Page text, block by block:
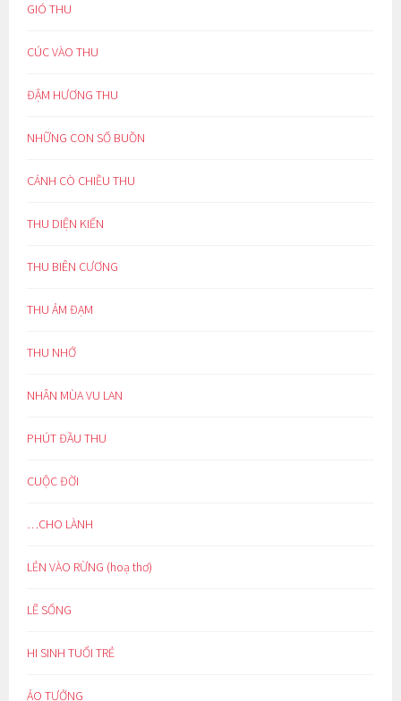
GIÓ THU
CÚC VÀO THU
ĐẬM HƯƠNG THU
NHỮNG CON SỐ BUỒN
CÁNH CÒ CHIỀU THU
THU DIỆN KIẾN
THU BIÊN CƯƠNG
THU ẢM ĐẠM
THU NHỚ
NHÂN MÙA VU LAN
PHÚT ĐẦU THU
CUỘC ĐỜI
…CHO LÀNH
LẺN VÀO RỪNG (hoạ thơ)
LẼ SỐNG
HI SINH TUỔI TRẺ
ẢO TƯỞNG